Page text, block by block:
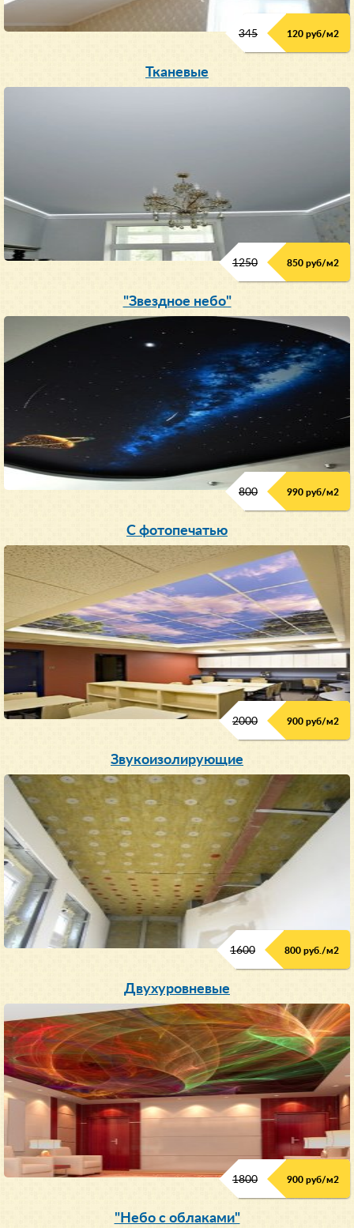
345 120 руб/м2
Тканевые
1250 850 руб/м2
"Звездное небо"
800 990 руб/м2
С фотопечатью
2000 900 руб/м2
Звукоизолирующие
1600 800 руб./м2
Двухуровневые
1800 900 руб/м2
"Небо с облаками"